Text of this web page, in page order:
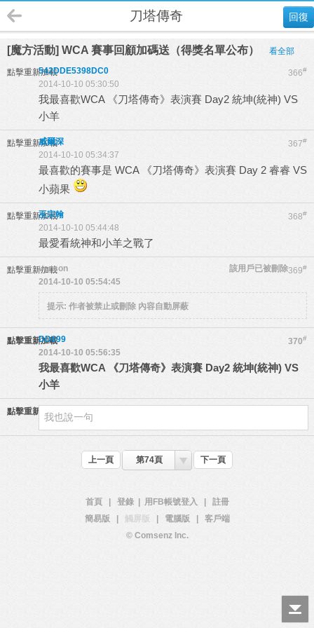
回復
刀塔傳奇
[魔方活動] WCA 賽事回顧加碼送（得獎名單公布） 看全部
點擊重新加載 366#
542DDE5398DC0
2014-10-10 05:30:50
我最喜歡WCA 《刀塔傳奇》表演賽 Day2 統坤(統神) VS
小羊
點擊重新加載 367#
威爾深
2014-10-10 05:34:37
最喜歡的賽事是 WCA 《刀塔傳奇》表演賽 Day 2 睿睿 VS
小蘋果
點擊重新加載 368#
巫宗翰
2014-10-10 05:44:48
最愛看統神和小羊之戰了
點擊重新加載 369#
venson
該用戶已被刪除
2014-10-10 05:54:45
提示: 作者被禁止或刪除 內容自動屏蔽
點擊重新加載 370#
DD699
2014-10-10 05:56:35
我最喜歡WCA 《刀塔傳奇》表演賽 Day2 統坤(統神) VS
小羊
點擊重新加載
上一頁 第74頁 下一頁
首頁 登錄 用FB帳號登入
註冊
簡易版
觸屏版 電腦版
客戶端
© Comsenz Inc.